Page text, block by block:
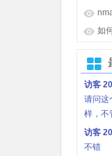
如
访客
请问这
样，不
访客
不错